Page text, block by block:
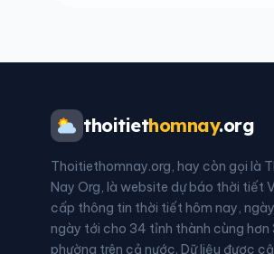
Xã Chi Lăng
Xã Đèo Gia
Xã Đồng Việt
thoitiethomnay.org
Thoitiethomnay.org, hay còn gọi là
Nay Org, là website dự báo thời tiết
cấp thông tin thời tiết hôm nay,
ngày tới cho 34 tỉnh thành cùng
phường trên cả nước. Dữ liệu được